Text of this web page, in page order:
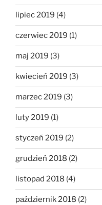
lipiec 2019 (4)
czerwiec 2019 (1)
maj 2019 (3)
kwiecień 2019 (3)
marzec 2019 (3)
luty 2019 (1)
styczeń 2019 (2)
grudzień 2018 (2)
listopad 2018 (4)
październik 2018 (2)